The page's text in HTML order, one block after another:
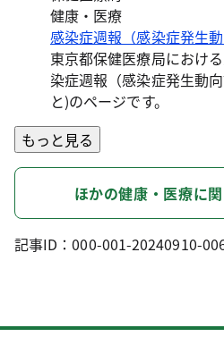
健康・医療
感染症週報（感染症発生動
東京都保健医療局におけ
染症週報（感染症発生動
と)のページです。
もっと見る
ほかの健康・医療に
記事ID：000-001-20240910-